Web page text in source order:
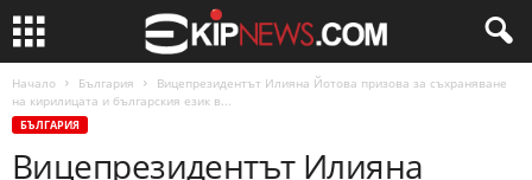
Начало България
Вицепрезидентът Илияна Йотова призова за съхраняване
на кирилицата и българския език в...
БЪЛГАРИЯ
Вицепрезидентът Илияна